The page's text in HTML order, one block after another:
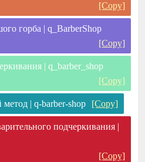
[Copy]
горба | q_BarberShop
[Copy]
| q_barber_shop
[Copy]
| q-barber-shop [Copy]
подчеркивания |
[Copy]